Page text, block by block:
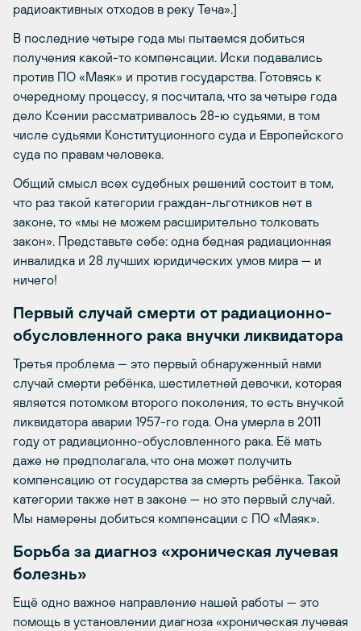
радиоактивных отходов в реку Теча».]
В последние четыре года мы пытаемся добиться
получения какой-то компенсации. Иски подавались
против ПО «Маяк» и против государства. Готовясь к
очередному процессу, я посчитала, что за четыре года
дело Ксении рассматривалось 28-ю судьями, в том
числе судьями Конституционного суда и Европейского
суда по правам человека.
Общий смысл всех судебных решений состоит в том,
что раз такой категории граждан-льготников нет в
законе, то «мы не можем расширительно толковать
закон». Представьте себе: одна бедная радиационная
инвалидка и 28 лучших юридических умов мира — и
ничего!
Первый случай смерти от радиационно-
обусловленного рака внучки ликвидатора
Третья проблема — это первый обнаруженный нами
случай смерти ребёнка, шестилетней девочки, которая
является потомком второго поколения, то есть внучкой
ликвидатора аварии 1957-го года. Она умерла в 2011
году от радиационно-обусловленного рака. Её мать
даже не предполагала, что она может получить
компенсацию от государства за смерть ребёнка. Такой
категории также нет в законе — но это первый случай.
Мы намерены добиться компенсации с ПО «Маяк».
Борьба за диагноз «хроническая лучевая
болезнь»
Ещё одно важное направление нашей работы — это
помощь в установлении диагноза «хроническая лучевая